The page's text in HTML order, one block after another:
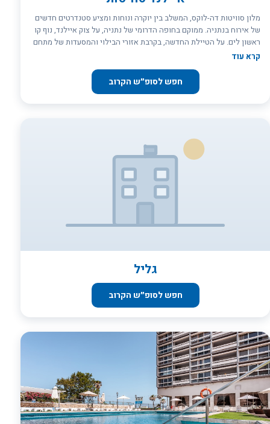
מלון סוויטות דה-לוקס, המשלב בין יוקרה ונוחות ומציע סטנדרטים חדשים
של אירוח בנתניה. ממוקם בחופה הדרומי של נתניה, על צוק איילנד, נוף קו
ראשון לים. על הטיילת החדשה, בקרבת אזורי הבילוי והמסעדות של מתחם
ההי-טק בפולג. כחמש דקות נסיעה ממרכז העיר. הכניסה למלון איילנד
אשראי בתוקף ע`פ פרטי האורח הרשומים בהזמנה בעת ההגעה למלון !
***בריכת השחיה תפתח ב 1/4/26 מחוממת וחיצונית***
קרא עוד
חפש לסופ״ש הקרוב
גליל
חפש לסופ״ש הקרוב